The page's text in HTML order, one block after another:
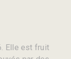
Elle est fruit